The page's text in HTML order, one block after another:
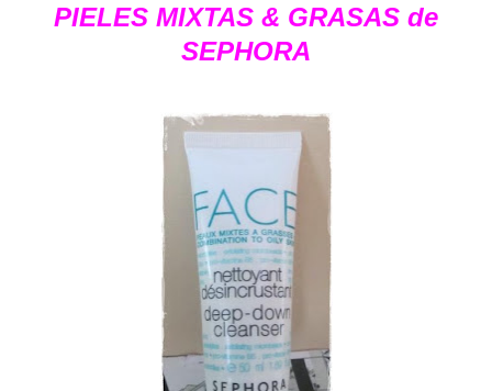
PIELES MIXTAS & GRASAS de
SEPHORA